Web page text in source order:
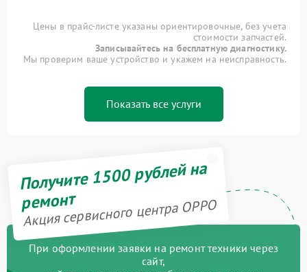
Цены в прайс-листе указаны ориентировочные, без учета
стоимости запчастей.
Записывайтесь на бесплатную диагностику.
Мы проверим ваше устройство и укажем на неисправность.
Показать все услуги
Получите 1500 рублей на
ремонт
Акция сервисного центра OPPO
При оформлении заявки на ремонт техники через
сайт,